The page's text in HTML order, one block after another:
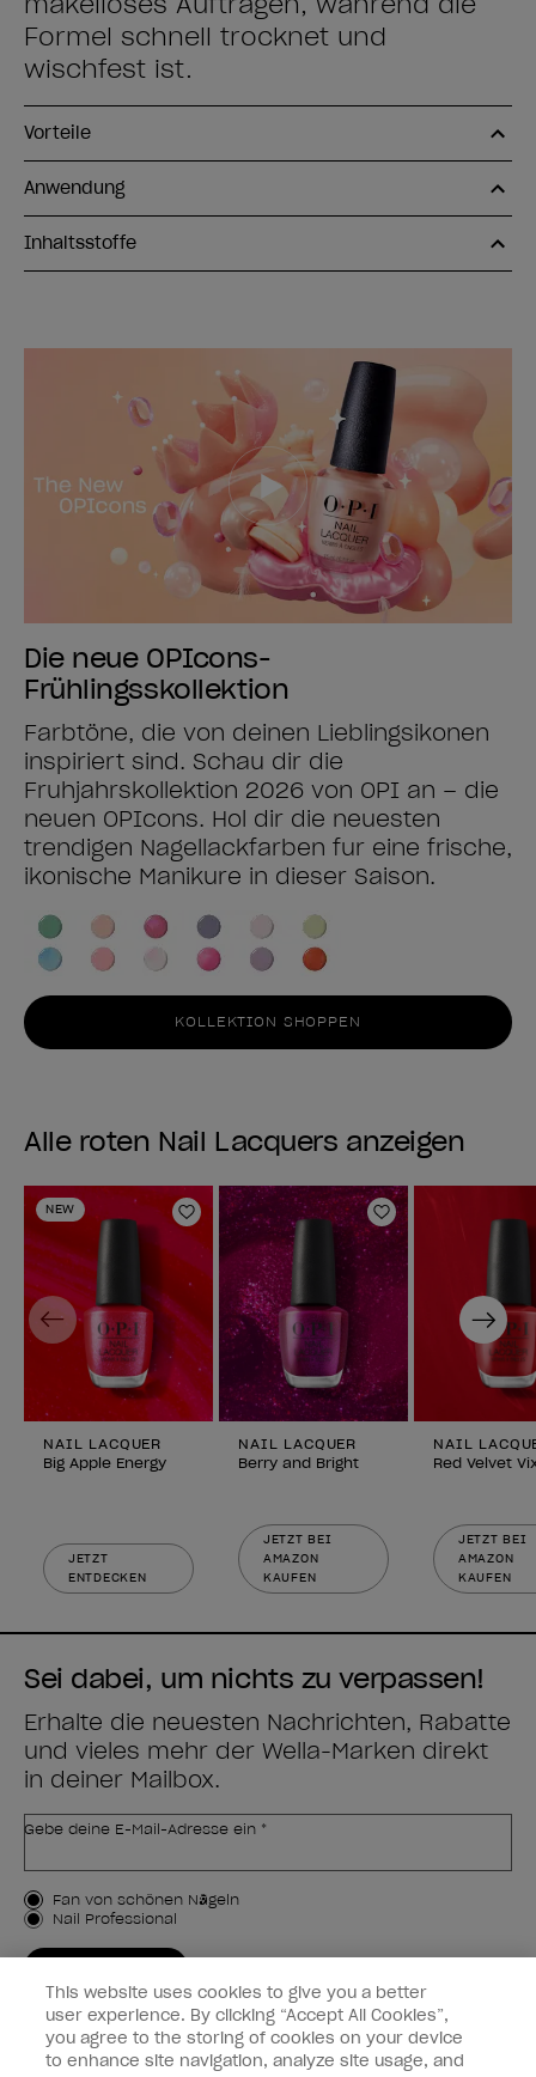
Formel schnell trocknet und
wischfest ist.
Vorteile
Anwendung
Inhaltsstoffe
Die neue OPIcons-
Frühlingsskollektion
Farbtöne, die von deinen Lieblingsikonen
inspiriert sind. Schau dir die
Frühjahrskollektion 2026 von OPI an – die
neuen OPIcons. Hol dir die neuesten
trendigen Nagellackfarben für eine frische,
ikonische Maniküre in dieser Saison.
KOLLEKTION SHOPPEN
Alle roten Nail Lacquers anzeigen
NEW
Zur Wunschliste hinzufügen
NAIL LACQUER
Big Apple Energy
JETZT
ENTDECKEN
Zur
NAIL LACQUER
Berry and Bright
JETZT BEI
AMAZON
KAUFEN
NAIL
Red Velvet
JETZT BEI
AMAZON
KAUFEN
Previous Next
Sei dabei, um nichts zu verpassen!
Erhalte die neuesten Nachrichten, Rabatte
und vieles mehr der Wella-Marken direkt
in deiner Mailbox.
Gebe deine E-Mail-Adresse ein *
Kundenart
Fan von schönen Nägeln
Nail Professional
Kundeninformationen
Vernetzen
This website uses cookies to give you a better
user experience. By clicking “Accept All Cookies”,
you agree to the storing of cookies on your device
to enhance site navigation, analyze site usage, and